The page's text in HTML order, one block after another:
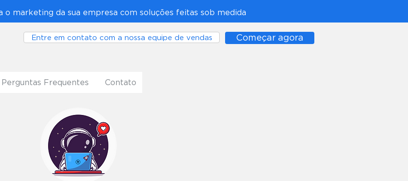
o marketing da sua empresa com soluções feitas sob medida
Entre em contato com a nossa equipe de vendas Começar agora
Perguntas Frequentes Contato